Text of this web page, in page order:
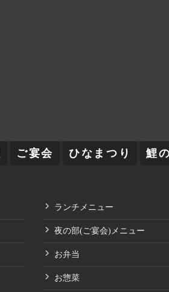
ご宴会 ひなまつり 鯉
ランチメニュー
夜の部(ご宴会)メニュー
お弁当
お惣菜